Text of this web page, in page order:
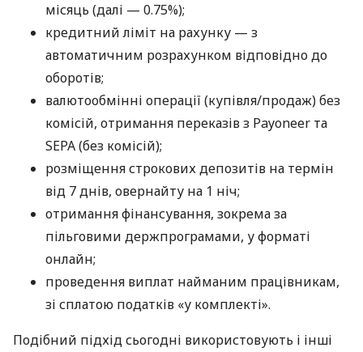
місяць (далі — 0.75%);
кредитний ліміт на рахунку — з
автоматичним розрахунком відповідно до
оборотів;
валютообмінні операції (купівля/продаж) без
комісій, отримання переказів з Payoneer та
SEPA (без комісій);
розміщення строкових депозитів на термін
від 7 днів, овернайту на 1 ніч;
отримання фінансування, зокрема за
пільговими держпрограмами, у форматі
онлайн;
проведення виплат найманим працівникам,
зі сплатою податків «у комплекті».
Подібний підхід сьогодні використовують і інші